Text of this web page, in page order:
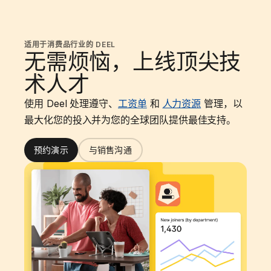
适用于消费品行业的 DEEL
无需烦恼，上线顶尖技
术人才
使用 Deel 处理遵守、 工资单和 人力资源 管理，以
最大化您的投入并为您的全球团队提供最佳支持。
预约演示 与销售沟通